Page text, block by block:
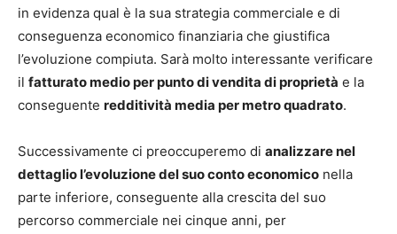
in evidenza qual è la sua strategia commerciale e di
conseguenza economico finanziaria che giustifica
l’evoluzione compiuta. Sarà molto interessante verificare
il fatturato medio per punto di vendita di proprietà e la
conseguente redditività media per metro quadrato.
Successivamente ci preoccuperemo di analizzare nel
dettaglio l’evoluzione del suo conto economico nella
parte inferiore, conseguente alla crescita del suo
percorso commerciale nei cinque anni, per